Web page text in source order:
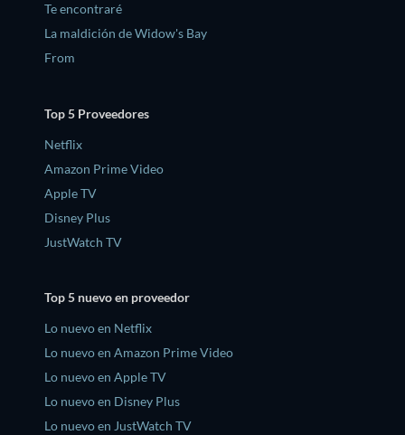
Te encontraré
La maldición de Widow's Bay
From
Top 5 Proveedores
Netflix
Amazon Prime Video
Apple TV
Disney Plus
JustWatch TV
Top 5 nuevo en proveedor
Lo nuevo en Netflix
Lo nuevo en Amazon Prime Video
Lo nuevo en Apple TV
Lo nuevo en Disney Plus
Lo nuevo en JustWatch TV